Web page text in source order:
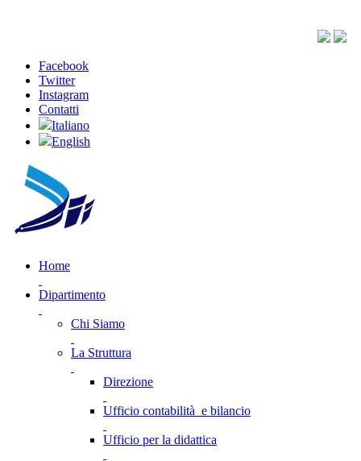
Facebook
Twitter
Instagram
Contatti
Italiano
English
Home
Dipartimento
Chi Siamo
La Struttura
Direzione
Ufficio contabilità e bilancio
Ufficio per la didattica